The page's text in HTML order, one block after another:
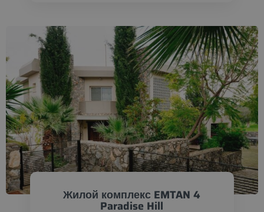
ПРОВЕРИТЬ СЕЙЧАС
Жилой комплекс EMTAN 4
Paradise Hill